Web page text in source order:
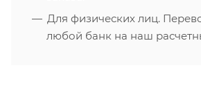
Для физических лиц.
любой банк на наш